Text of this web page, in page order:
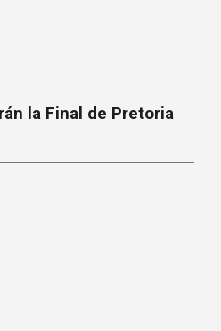
la Final de Pretoria